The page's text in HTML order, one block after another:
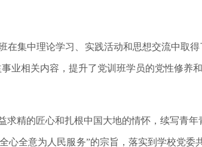
集中理论学习、实践活动和思想交流中取
业相关内容，提升了党训班学员的党性修养和
求精的匠心和扎根中国大地的情怀，续写青年
心全意为人民服务”的宗旨，落实到学校党委